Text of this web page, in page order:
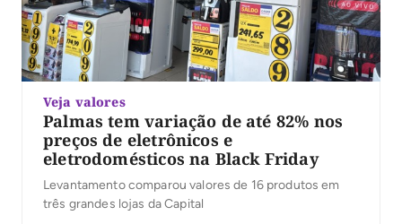
Veja valores
Palmas tem variação de até 82% nos
preços de eletrônicos e
eletrodomésticos na Black Friday
Levantamento comparou valores de 16 produtos em
três grandes lojas da Capital